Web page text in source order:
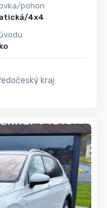
pohon
4x4
kraj